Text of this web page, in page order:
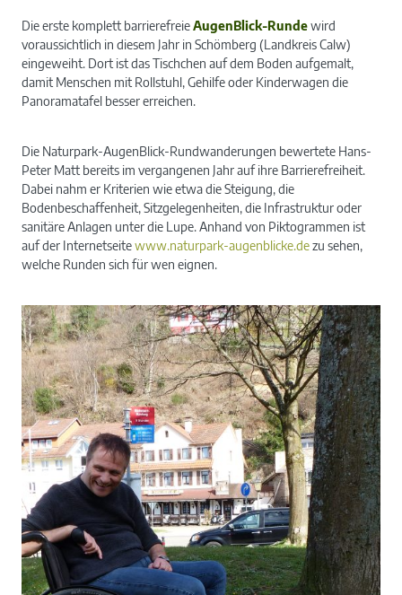
Die erste komplett barrierefreieAugenBlick-Rundewird
voraussichtlich in diesem Jahr in Schömberg (Landkreis Calw)
eingeweiht. Dort ist das Tischchen auf dem Boden aufgemalt,
damit Menschen mit Rollstuhl, Gehilfe oder Kinderwagen die
Panoramatafel besser erreichen.
Die Naturpark-AugenBlick-Rundwanderungen bewertete Hans-
Peter Matt bereits im vergangenen Jahr auf ihre Barrierefreiheit.
Dabei nahm er Kriterien wie etwa die Steigung, die
Bodenbeschaffenheit, Sitzgelegenheiten, die Infrastruktur oder
sanitäre Anlagen unter die Lupe. Anhand von Piktogrammen ist
auf der Internetseitewww.naturpark-augenblicke.dezu sehen,
welche Runden sich für wen eignen.